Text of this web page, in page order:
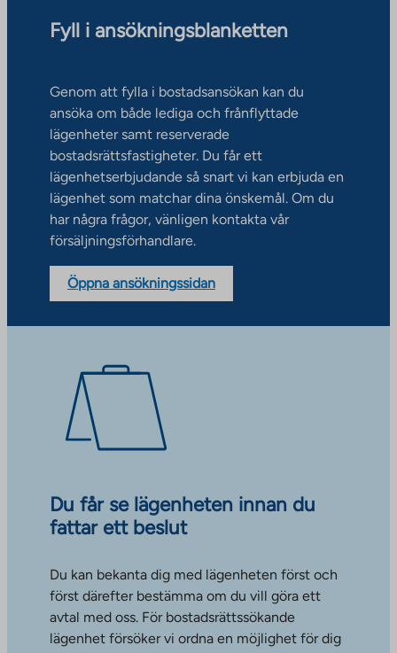
Fyll i ansökningsblanketten
Genom att fylla i bostadsansökan kan du
ansöka om både lediga och frånflyttade
lägenheter samt reserverade
bostadsrättsfastigheter. Du får ett
lägenhetserbjudande så snart vi kan erbjuda en
lägenhet som matchar dina önskemål. Om du
har några frågor, vänligen kontakta vår
försäljningsförhandlare.
Öppna ansökningssidan
Du får se lägenheten innan du
fattar ett beslut
Du kan bekanta dig med lägenheten först och
först därefter bestämma om du vill göra ett
avtal med oss. För bostadsrättssökande
lägenhet försöker vi ordna en möjlighet för dig